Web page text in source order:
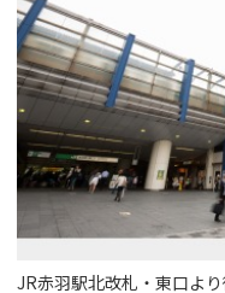
JR赤羽駅北改札・東口よ